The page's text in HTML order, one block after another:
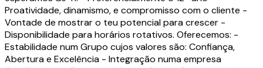
Proatividade, dinamismo, e compromisso com o cliente -
Vontade de mostrar o teu potencial para crescer -
Disponibilidade para horários rotativos. Oferecemos: -
Estabilidade num Grupo cujos valores são: Confiança,
Abertura e Excelência - Integração numa empresa